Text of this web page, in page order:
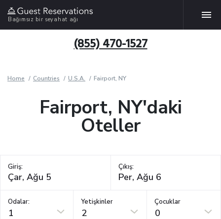
Bağımsız bir seyahat ağı
(855) 470-1527
Home Countries U.S.A. Fairport, NY
Fairport, NY'daki
Oteller
Giriş: Çıkış:
Odalar:
1
Yetişkinler
2
Çocuklar
0